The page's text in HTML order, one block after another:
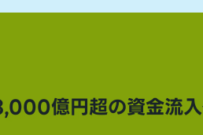
億円超の資金流